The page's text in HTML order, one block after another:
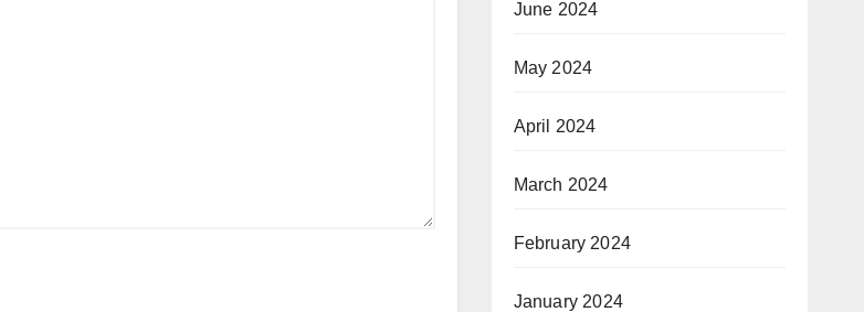
June 2024
May 2024
April 2024
March 2024
February 2024
January 2024